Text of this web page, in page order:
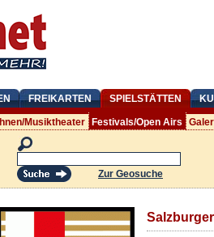
FREIKARTEN SPIELSTÄTTEN
Musiktheater Festivals/Open Airs
Zur Geosuche